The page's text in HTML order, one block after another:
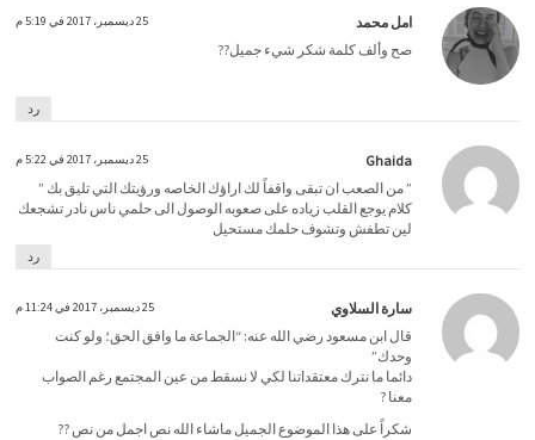
امل محمد 25 ديسمبر، 2017 في 5:19 م
صح وألف كلمة شكر شيء جميل??
رد
Ghaida 25 ديسمبر، 2017 في 5:22 م
” من الصعب ان تبقى واقفاً لك اراؤك الخاصه ورؤيتك التي تليق بك ”
كلام يوجع القلب زياده على صعوبه الوصول الى حلمي ناس نادر تشجعك
لين تطفش وتشوف حلمك مستحيل
رد
سارة السلاوي 25 ديسمبر، 2017 في 11:24 م
قال ابن مسعود رضي الله عنه: “الجماعة ما وافق الحق؛ ولو كنت
وحدك”
دائما ما نترك معتقداتنا لكي لا نسقط من عين المجتمع رغم الصواب
معنا ?
شكراً على هذا الموضوع الجميل ماشاء الله نص اجمل من نص ??